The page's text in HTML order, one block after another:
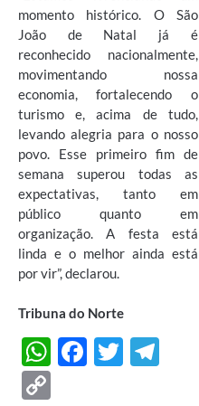
momento histórico. O São
João de Natal já é
reconhecido nacionalmente,
movimentando nossa
economia, fortalecendo o
turismo e, acima de tudo,
levando alegria para o nosso
povo. Esse primeiro fim de
semana superou todas as
expectativas, tanto em
público quanto em
organização. A festa está
linda e o melhor ainda está
por vir”, declarou.
Tribuna do Norte
W F
T